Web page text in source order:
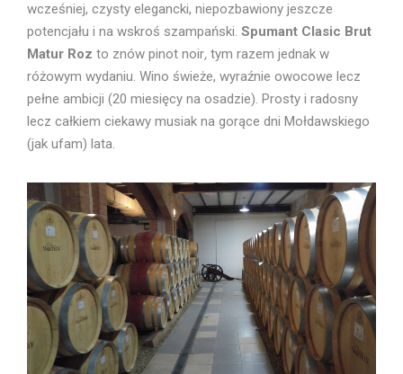
wcześniej, czysty elegancki, niepozbawiony jeszcze
potencjału i na wskroś szampański. Spumant Clasic Brut
Matur Roz to znów pinot noir, tym razem jednak w
różowym wydaniu. Wino świeże, wyraźnie owocowe lecz
pełne ambicji (20 miesięcy na osadzie). Prosty i radosny
lecz całkiem ciekawy musiak na gorące dni Mołdawskiego
(jak ufam) lata.